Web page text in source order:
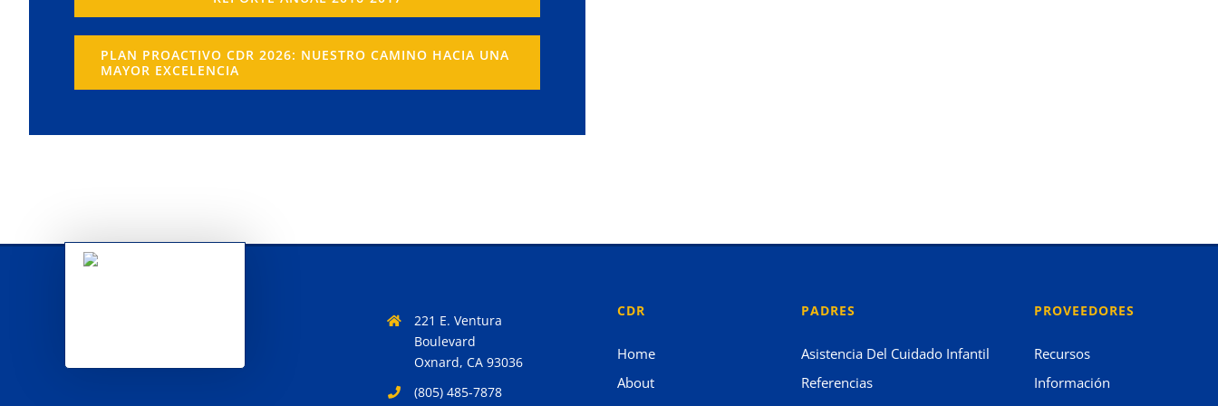
PLAN PROACTIVO CDR 2026: NUESTRO CAMINO HACIA UNA
MAYOR EXCELENCIA
221 E. Ventura
Boulevard
Oxnard, CA 93036
(805) 485-7878
CDR
Home
About
PADRES
Asistencia Del Cuidado Infantil
Referencias
PROVEEDORES
Recursos
Información